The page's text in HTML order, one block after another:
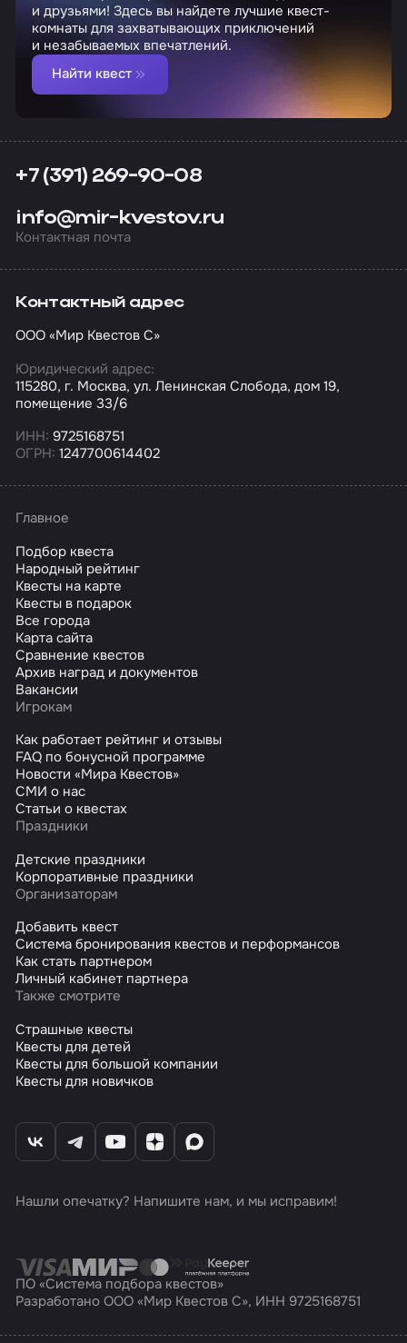
и друзьями! Здесь вы найдете лучшие квест-
комнаты для захватывающих приключений
и незабываемых впечатлений.
Найти квест
+7 (391) 269-90-08
info@mir-kvestov.ru
Контактная почта
Контактный адрес
ООО «Мир Квестов С»
Юридический адрес:
115280, г. Москва, ул. Ленинская Слобода, дом 19,
помещение 33/6
ИНН: 9725168751
ОГРН: 1247700614402
Главное
Подбор квеста
Народный рейтинг
Квесты на карте
Квесты в подарок
Все города
Карта сайта
Сравнение квестов
Архив наград и документов
Вакансии
Игрокам
Как работает рейтинг и отзывы
FAQ по бонусной программе
Новости «Мира Квестов»
СМИ о нас
Статьи о квестах
Праздники
Детские праздники
Корпоративные праздники
Организаторам
Добавить квест
Система бронирования квестов и перформансов
Как стать партнером
Личный кабинет партнера
Также смотрите
Страшные квесты
Квесты для детей
Квесты для большой компании
Квесты для новичков
Нашли опечатку? Напишите нам, и мы исправим!
ПО «Система подбора квестов»
Разработано ООО «Мир Квестов С», ИНН 9725168751